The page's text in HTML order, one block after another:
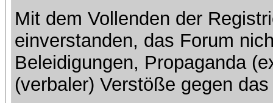
Mit dem Vollenden der
einverstanden, das Forum
Beleidigungen, Propaganda
(verbaler) Verstöße gegen